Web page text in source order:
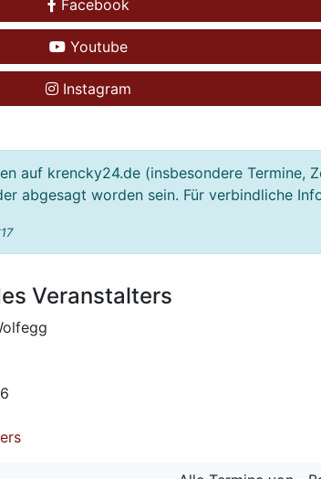
Facebook
Youtube
Instagram
auf krencky24.de (insbesondere Termine,
abgesagt worden sein. Für verbindliche
Veranstalters